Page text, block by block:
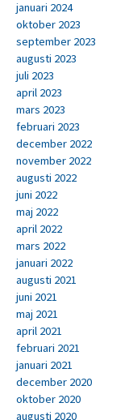
januari 2024
oktober 2023
september 2023
augusti 2023
juli 2023
april 2023
mars 2023
februari 2023
december 2022
november 2022
augusti 2022
juni 2022
maj 2022
april 2022
mars 2022
januari 2022
augusti 2021
juni 2021
maj 2021
april 2021
februari 2021
januari 2021
december 2020
oktober 2020
augusti 2020